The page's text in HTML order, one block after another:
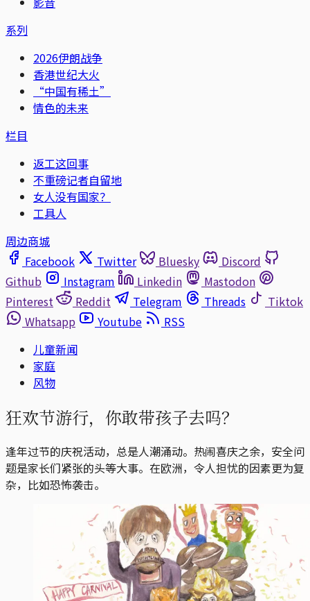
系列
2026伊朗战争
香港世纪大火
“中国有稀土”
情色的未来
栏目
返工这回事
不重磅记者自留地
女人没有国家？
工具人
周边商城
Facebook
Twitter Bluesky
Discord
Github
Instagram Linkedin
Mastodon
Pinterest
Reddit Telegram Threads
Tiktok
Whatsapp
Youtube
RSS
儿童新闻
家庭
风物
狂欢节游行，你敢带孩子去吗？
逢年过节的庆祝活动，总是人潮涌动。热闹喜庆之余，安全问
题是家长们紧张的头等大事。在欧洲，令人担忧的因素更为复
杂，比如恐怖袭击。